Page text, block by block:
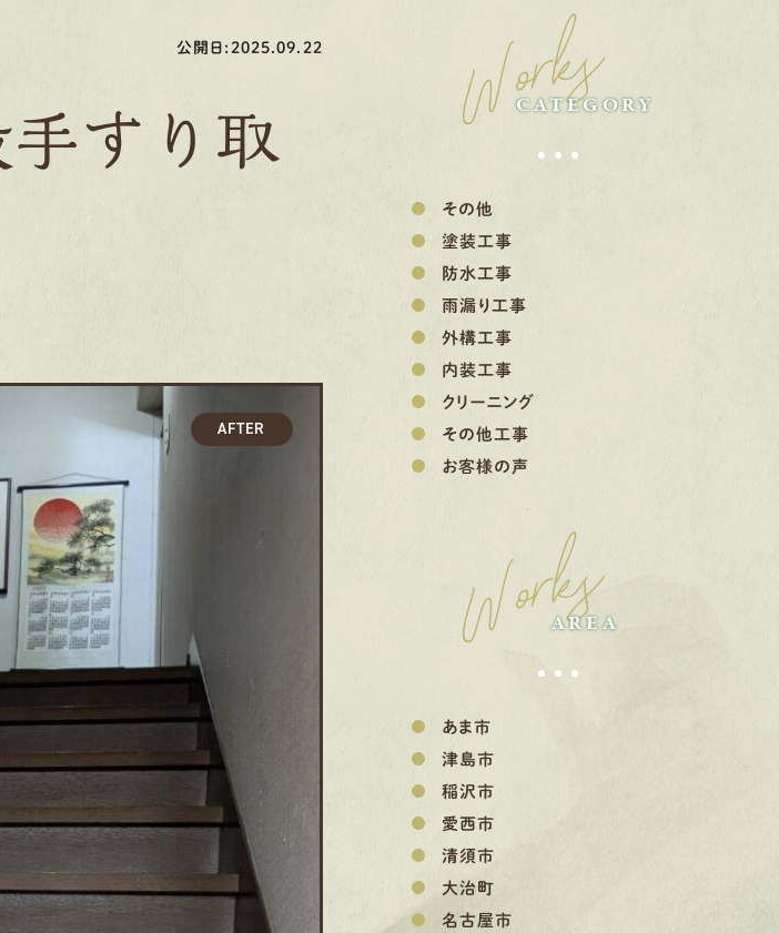
公開日:2025.09.22
すり取
Works
CATEGORY
その他
塗装工事
防水工事
雨漏り工事
外構工事
内装工事
クリーニング
その他工事
お客様の声
Works
AREA
あま市
津島市
稲沢市
愛西市
清須市
大治町
名古屋市